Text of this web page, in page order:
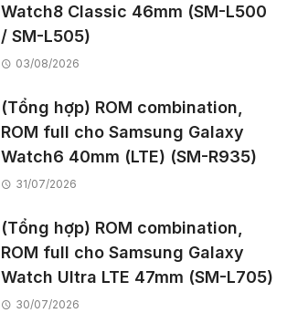
Watch8 Classic 46mm (SM-L500
/ SM-L505)
03/08/2026
(Tổng hợp) ROM combination,
ROM full cho Samsung Galaxy
Watch6 40mm (LTE) (SM-R935)
31/07/2026
(Tổng hợp) ROM combination,
ROM full cho Samsung Galaxy
Watch Ultra LTE 47mm (SM-L705)
30/07/2026